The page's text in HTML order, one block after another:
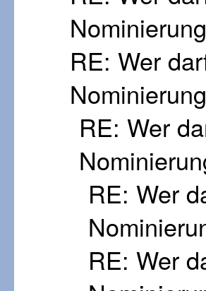
RE: Wer
RE: Wer
RE: Wer
RE: Wer